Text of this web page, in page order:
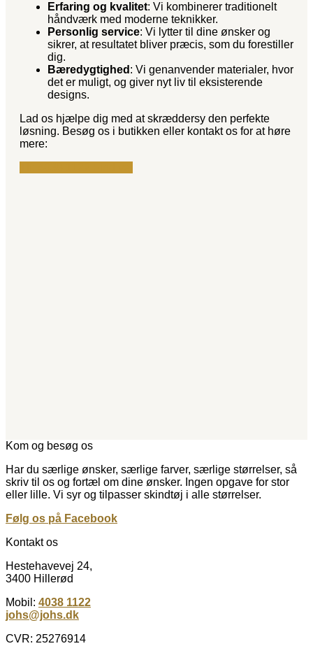
Erfaring og kvalitet: Vi kombinerer traditionelt
håndværk med moderne teknikker.
Personlig service: Vi lytter til dine ønsker og
sikrer, at resultatet bliver præcis, som du forestiller
dig.
Bæredygtighed : Vi genanvender materialer, hvor
det er muligt, og giver nyt liv til eksisterende
designs.
Lad os hjælpe dig med at skræddersy den perfekte
løsning. Besøg os i butikken eller kontakt os for at høre
mere:
Kom og besøg os
Har du særlige ønsker, særlige farver, særlige størrelser, så
skriv til os og fortæl om dine ønsker. Ingen opgave for stor
eller lille. Vi syr og tilpasser skindtøj i alle størrelser.
Følg os på Facebook
Kontakt os
Hestehavevej 24,
3400 Hillerød
Mobil: 4038 1122
johs@johs.dk
CVR: 25276914